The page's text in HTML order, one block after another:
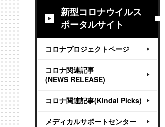
新型コロナウイルス
ポータルサイト
コロナプロジェクトページ
コロナ関連記事
(NEWS RELEASE)
コロナ関連記事(Kindai Picks)
メディカルサポートセンター